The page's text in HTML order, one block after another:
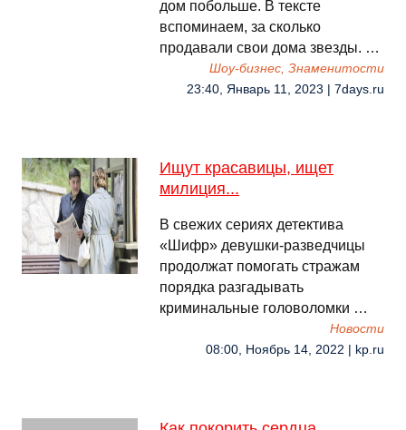
дом побольше. В тексте
вспоминаем, за сколько
продавали свои дома звезды. …
Шоу-бизнес, Знаменитости
23:40, Январь 11, 2023 | 7days.ru
Ищут красавицы, ищет
милиция...
В свежих сериях детектива
«Шифр» девушки-разведчицы
продолжат помогать стражам
порядка разгадывать
криминальные головоломки …
Новости
08:00, Ноябрь 14, 2022 | kp.ru